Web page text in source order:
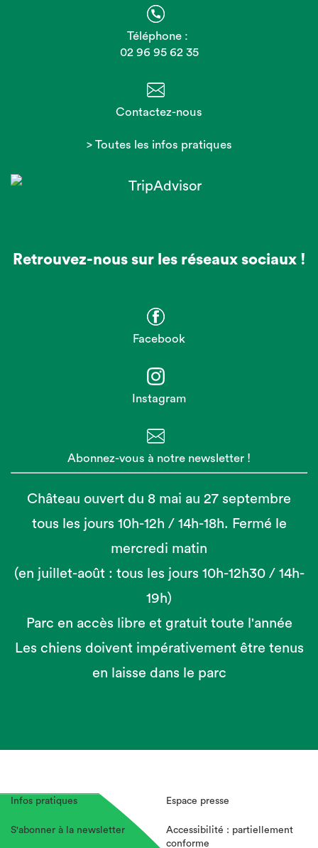
Téléphone :
02 96 95 62 35
Contactez-nous
> Toutes les infos pratiques
Retrouvez-nous sur les réseaux sociaux !
Facebook
Instagram
Abonnez-vous à notre newsletter !
Château ouvert du 8 mai au 27 septembre
tous les jours 10h-12h / 14h-18h. Fermé le
mercredi matin
(en juillet-août : tous les jours 10h-12h30 / 14h-
19h)
Parc en accès libre et gratuit toute l'année
Les chiens doivent impérativement être tenus
en laisse dans le parc
Infos pratiques
S'abonner à la newsletter
Espace presse
Accessibilité : partiellement
conforme